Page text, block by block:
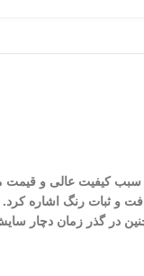
سبب کیفیت عالی و قیمت
و ثبات رنگ اشاره
در گذر زمان دچار